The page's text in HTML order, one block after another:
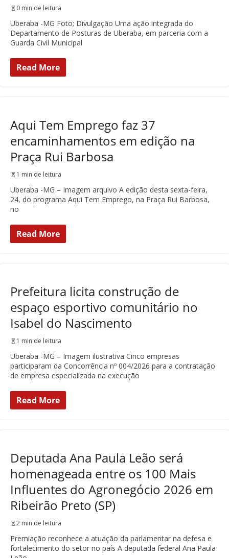
0 min de leitura
Uberaba -MG Foto; Divulgação Uma ação integrada do
Departamento de Posturas de Uberaba, em parceria com a
Guarda Civil Municipal
Read More
Aqui Tem Emprego faz 37
encaminhamentos em edição na
Praça Rui Barbosa
1 min de leitura
Uberaba -MG – Imagem arquivo A edição desta sexta-feira,
24, do programa Aqui Tem Emprego, na Praça Rui Barbosa,
no
Read More
Prefeitura licita construção de
espaço esportivo comunitário no
Isabel do Nascimento
1 min de leitura
Uberaba -MG – Imagem ilustrativa Cinco empresas
participaram da Concorrência nº 004/2026 para a contratação
de empresa especializada na execução
Read More
Deputada Ana Paula Leão será
homenageada entre os 100 Mais
Influentes do Agronegócio 2026 em
Ribeirão Preto (SP)
2 min de leitura
Premiação reconhece a atuação da parlamentar na defesa e
fortalecimento do setor no país A deputada federal Ana Paula